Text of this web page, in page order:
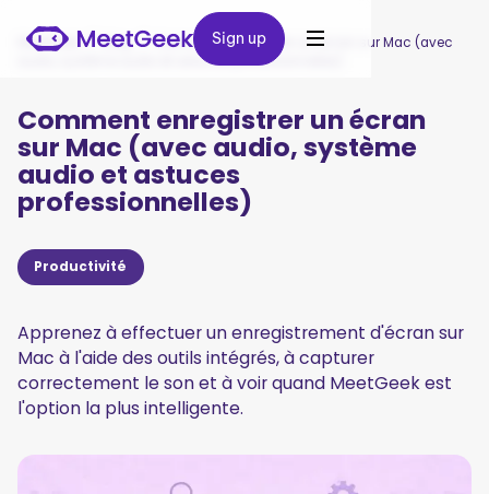
Sign up
Sign up
MeetGeek / Blog / Comment enregistrer un écran sur Mac (avec
audio, système audio et astuces professionnelles)
Comment enregistrer un écran
sur Mac (avec audio, système
audio et astuces
professionnelles)
Productivité
Apprenez à effectuer un enregistrement d'écran sur
Mac à l'aide des outils intégrés, à capturer
correctement le son et à voir quand MeetGeek est
l'option la plus intelligente.